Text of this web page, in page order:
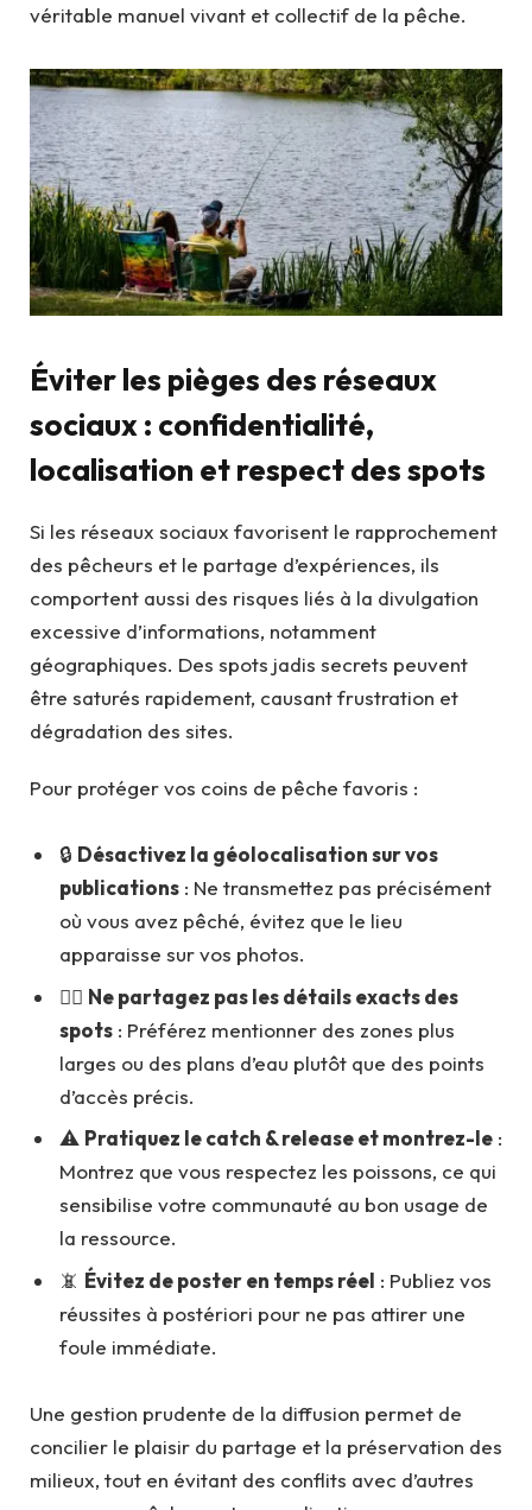
véritable manuel vivant et collectif de la pêche.
Éviter les pièges des réseaux
sociaux : confidentialité,
localisation et respect des spots
Si les réseaux sociaux favorisent le rapprochement
des pêcheurs et le partage d’expériences, ils
comportent aussi des risques liés à la divulgation
excessive d’informations, notamment
géographiques. Des spots jadis secrets peuvent
être saturés rapidement, causant frustration et
dégradation des sites.
Pour protéger vos coins de pêche favoris :
🔒 Désactivez la géolocalisation sur vos
publications : Ne transmettez pas précisément
où vous avez pêché, évitez que le lieu
apparaisse sur vos photos.
🙅‍♂️ Ne partagez pas les détails exacts des
spots : Préférez mentionner des zones plus
larges ou des plans d’eau plutôt que des points
d’accès précis.
⚠️ Pratiquez le catch & release et montrez-le :
Montrez que vous respectez les poissons, ce qui
sensibilise votre communauté au bon usage de
la ressource.
📵 Évitez de poster en temps réel : Publiez vos
réussites à postériori pour ne pas attirer une
foule immédiate.
Une gestion prudente de la diffusion permet de
concilier le plaisir du partage et la préservation des
milieux, tout en évitant des conflits avec d’autres